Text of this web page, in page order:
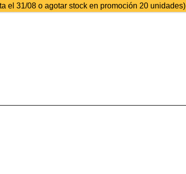
el 31/08 o agotar stock en promoción 20 unidades)